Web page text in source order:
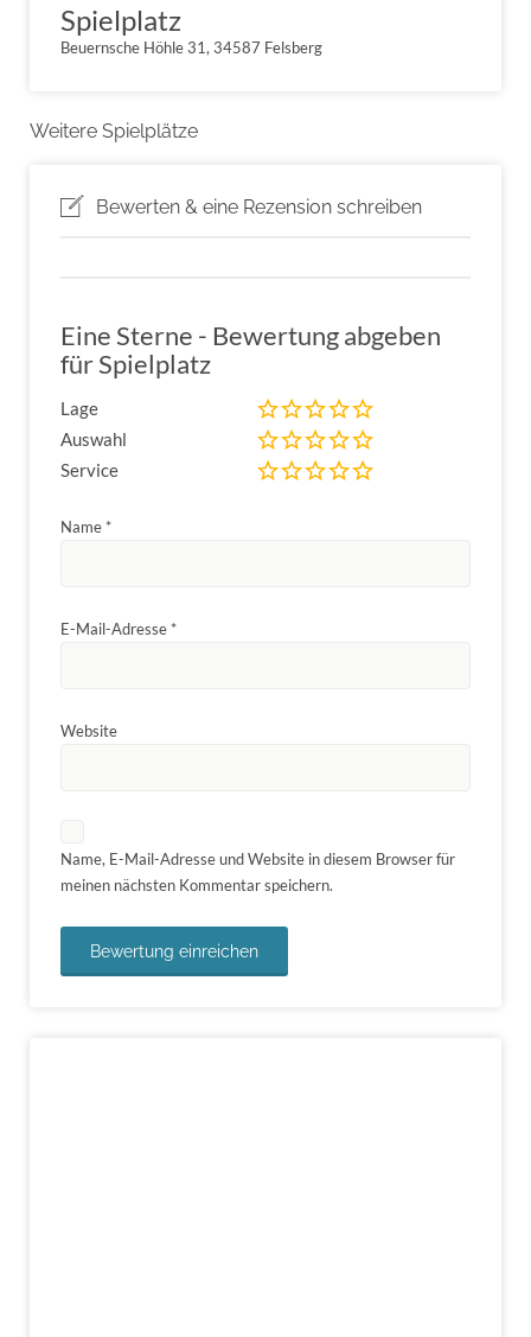
Spielplatz
Beuernsche Höhle 31, 34587 Felsberg
Weitere Spielplätze
Bewerten & eine Rezension schreiben
Eine Sterne - Bewertung abgeben
für Spielplatz
Lage
Auswahl
Service
Name *
E-Mail-Adresse *
Website
Name, E-Mail-Adresse und Website in diesem Browser für
meinen nächsten Kommentar speichern.